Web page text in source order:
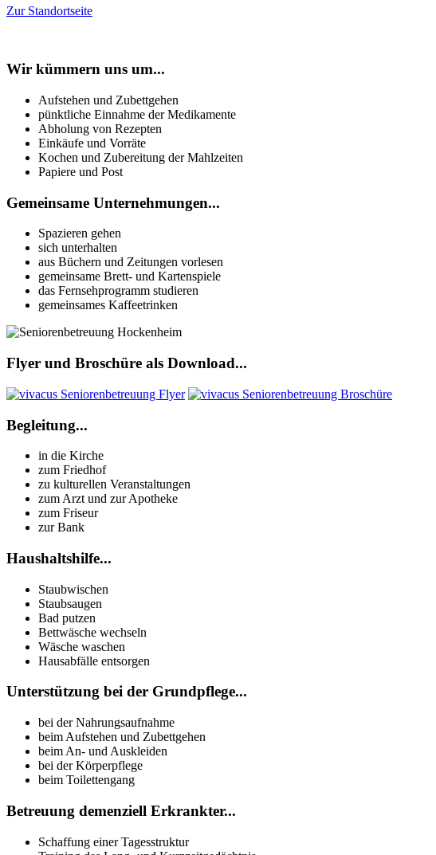
Zur Standortseite
Wir kümmern uns um...
Aufstehen und Zubettgehen
pünktliche Einnahme der Medikamente
Abholung von Rezepten
Einkäufe und Vorräte
Kochen und Zubereitung der Mahlzeiten
Papiere und Post
Gemeinsame Unternehmungen...
Spazieren gehen
sich unterhalten
aus Büchern und Zeitungen vorlesen
gemeinsame Brett- und Kartenspiele
das Fernsehprogramm studieren
gemeinsames Kaffeetrinken
Flyer und Broschüre als Download...
Begleitung...
in die Kirche
zum Friedhof
zu kulturellen Veranstaltungen
zum Arzt und zur Apotheke
zum Friseur
zur Bank
Haushaltshilfe...
Staubwischen
Staubsaugen
Bad putzen
Bettwäsche wechseln
Wäsche waschen
Hausabfälle entsorgen
Unterstützung bei der Grundpflege...
bei der Nahrungsaufnahme
beim Aufstehen und Zubettgehen
beim An- und Auskleiden
bei der Körperpflege
beim Toilettengang
Betreuung demenziell Erkrankter...
Schaffung einer Tagesstruktur